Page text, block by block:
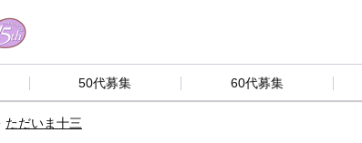
50代募集 60代募集
ただいま十三